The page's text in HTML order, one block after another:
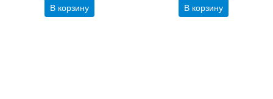
В корзину В корзину